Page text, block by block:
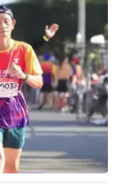
bằng AI